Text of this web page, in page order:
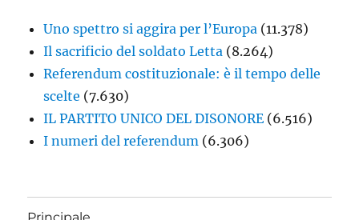
Uno spettro si aggira per l’Europa (11.378)
Il sacrificio del soldato Letta (8.264)
Referendum costituzionale: è il tempo delle
scelte (7.630)
IL PARTITO UNICO DEL DISONORE (6.516)
I numeri del referendum (6.306)